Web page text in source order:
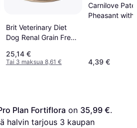
Brit Veterinary Diet
Dog Renal Grain Free
400
25,14 €
Tai 3 maksua 8,61 €
Carnilove Paté
Pheasant with
4,39 €
Plan Fortiflora on 35,99 €.
halvin tarjous 3 kaupan